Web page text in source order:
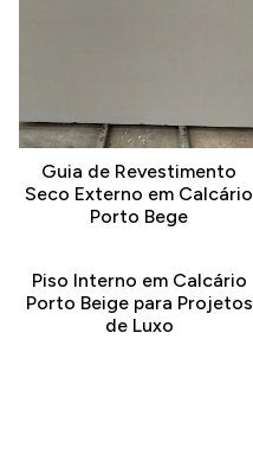
Guia de Revestimento
Seco Externo em Calcário
Porto Bege
Piso Interno em Calcário
Porto Beige para Projetos
de Luxo